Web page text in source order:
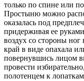
только по спине или
Простыню можно
оказалась под
придерживая ее
воздух со стороны
край в виде опахала
повернувшись лицом
провести
полотенцем к